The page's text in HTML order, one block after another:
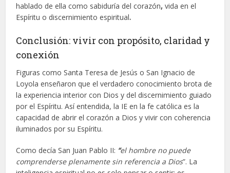
hablado de ella como sabiduría del corazón,vida en el
Espíritu o discernimiento espiritual.
Conclusión: vivir con propósito, claridad y
conexión
Figuras como Santa Teresa de Jesús o San Ignacio de
Loyola enseñaron que el verdadero conocimiento brota de
la experiencia interior con Dios y del discernimiento guiado
por el Espíritu. Así entendida, la IE en la fe católica es la
capacidad de abrir el corazón a Dios y vivir con coherencia
iluminados por su Espíritu.
Como decía San Juan Pablo II: “el hombre no puede
comprenderse plenamente sin referencia a Dios”. La